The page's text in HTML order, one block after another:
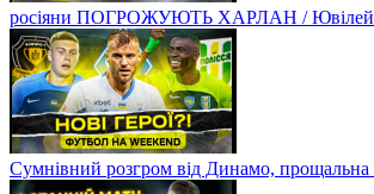
росіяни ПОГРОЖУЮТЬ ХАРЛАН /
Сумнівний розгром від Динамо, прощальна